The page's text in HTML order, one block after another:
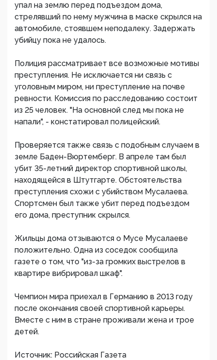
упал на землю перед подъездом дома,
стрелявший по нему мужчина в маске скрылся на
автомобиле, стоявшем неподалеку. Задержать
убийцу пока не удалось.
Полиция рассматривает все возможные мотивы
преступления. Не исключается ни связь с
уголовным миром, ни преступление на почве
ревности. Комиссия по расследованию состоит
из 25 человек. "На основной след мы пока не
напали", - констатировал полицейский.
Проверяется также связь с подобным случаем в
земле Баден-Вюртемберг. В апреле там был
убит 35-летний директор спортивной школы,
находящейся в Штутгарте. Обстоятельства
преступления схожи с убийством Мусалаева.
Спортсмен был также убит перед подъездом
его дома, преступник скрылся.
Жильцы дома отзываются о Мусе Мусалаеве
положительно. Одна из соседок сообщила
газете о том, что "из-за громких выстрелов в
квартире вибрировал шкаф".
Чемпион мира приехал в Германию в 2013 году
после окончания своей спортивной карьеры.
Вместе с ним в стране проживали жена и трое
детей.
Источник: Российская Газета